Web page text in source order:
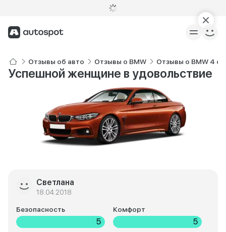
Отзывы об авто Отзывы о BMW Отзывы о BMW 4
Успешной женщине в удовольствие
Светлана
18.04.2018
Безопасность
5
Комфорт
5